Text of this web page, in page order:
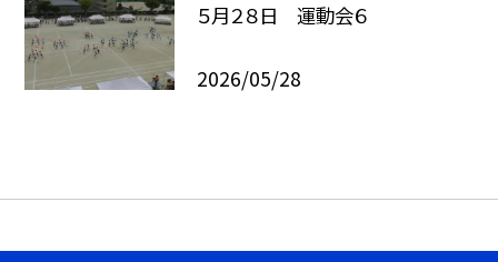
５月２８日 運動会６
2026/05/28